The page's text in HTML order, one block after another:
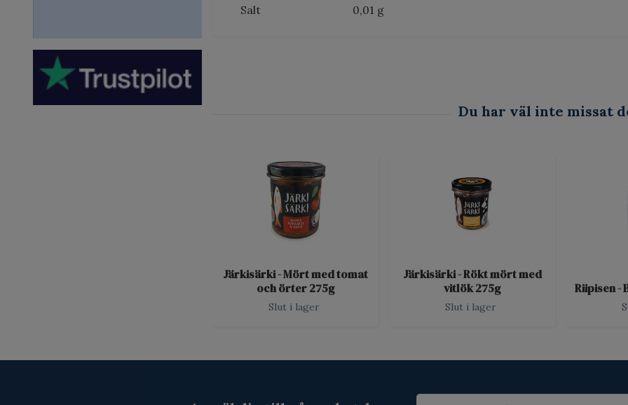
Salt
0,01 g
Järkisärki - Mört med tomat
och örter 275g
Slut i lager
Järkisärki - Rökt mört med
vitlök 275g
Slut i lager
Riipisen -